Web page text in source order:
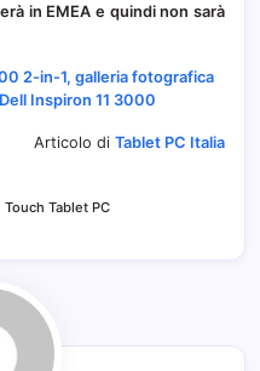
in EMEA e quindi non sarà
2-in-1, galleria fotografica
Inspiron 11 3000
Articolo di Tablet PC Italia
Touch Tablet PC